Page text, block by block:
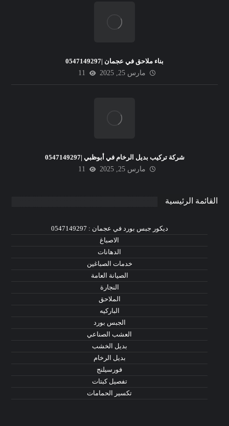
بناء ملاحق في عجمان |0547149297
مارس 25, 2025
11
شركة تركيب بديل الرخام في أبوظبي |0547149297
مارس 25, 2025
11
القائمة الرئيسية
ديكور جبس بورد في عجمان : 0547149297
الاصباغ
الدهانات
خدمات الصباغين
الصيانة العامة
النجارة
الملاحق
الباركيه
الجبس بورد
العشب الصناعي
بديل الخشب
بديل الرخام
فورسيلنج
تفصيل كبتات
تكسير الحمامات